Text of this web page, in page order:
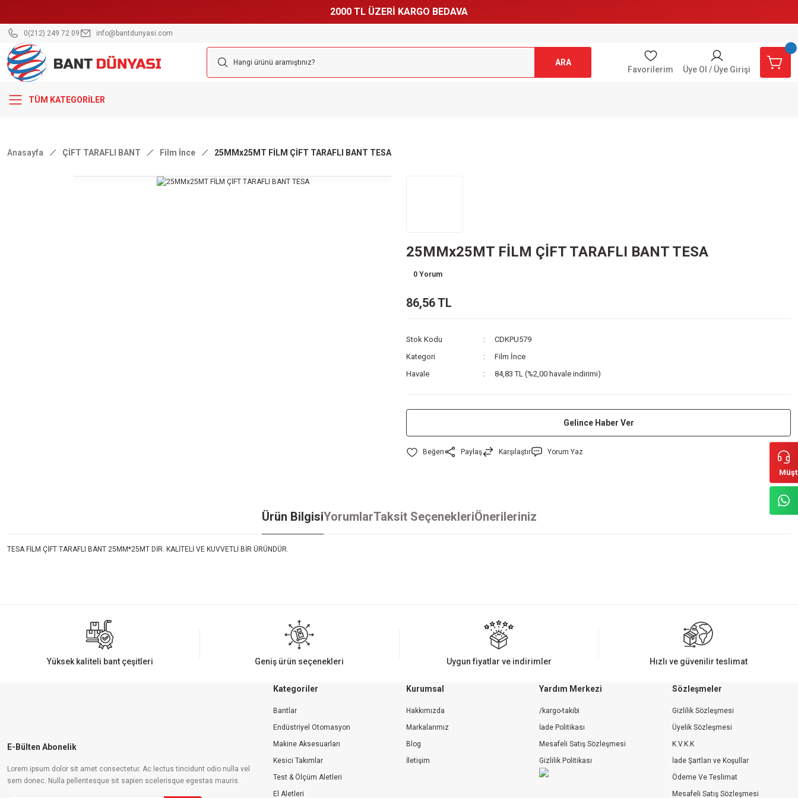
2000 TL ÜZERİ KARGO BEDAVA
0(212) 249 72 09 info@bantdunyasi.com
ARA
Favorilerim Üye Ol / Üye Girişi
TÜM KATEGORİLER
Anasayfa ÇİFT TARAFLI BANT Film İnce 25MMx25MT FİLM ÇİFT TARAFLI BANT TESA
25MMx25MT FİLM ÇİFT TARAFLI BANT TESA
0 Yorum
86,56 TL
Stok Kodu
CDKPU579
Kategori
Film İnce
Havale
84,83 TL (%2,00 havale indirimi)
Gelince Haber Ver
Paylaş Karşılaştır Yorum Yaz
Ürün BilgisiYorumlarTaksit SeçenekleriÖnerileriniz
TESA FİLM ÇİFT TARAFLI BANT 25MM*25MT DİR. KALİTELİ VE KUVVETLİ BİR ÜRÜNDÜR.
Ürün resmi kalitesiz, bozuk veya görüntülenemiyor.
Ürün açıklamasında eksik bilgiler bulunuyor.
Gönder
Yüksek kaliteli bant çeşitleri Geniş ürün seçenekleri Uygun fiyatlar ve indirimler Hızlı ve güvenilir teslimat
E-Bülten Abonelik
Lorem ipsum dolor sit amet consectetur. Ac lectus tincidunt odio nulla vel
sem donec. Nulla pellentesque sit sapien scelerisque egestas mauris.
Kategoriler
Bantlar
Endüstriyel Otomasyon
Makine Aksesuarları
Kesici Takımlar
Test & Ölçüm Aletleri
El Aletleri
Kurumsal
Hakkımızda
Markalarımız
Blog
İletişim
Yardım Merkezi
/kargo-takibi
İade Politikası
Mesafeli Satış Sözleşmesi
Gizlilik Politikası
Sözleşmeler
Gizlilik Sözleşmesi
Üyelik Sözleşmesi
K.V.K.K
İade Şartları ve Koşullar
Ödeme Ve Teslimat
Mesafeli Satış Sözleşmesi